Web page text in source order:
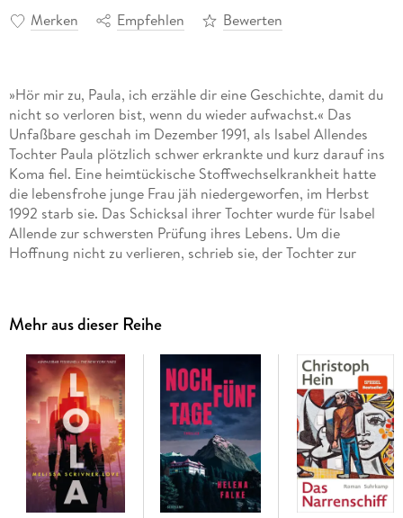
Merken Empfehlen Bewerten
»Hör mir zu, Paula, ich erzähle dir eine Geschichte, damit du
nicht so verloren bist, wenn du wieder aufwachst.« Das
Unfaßbare geschah im Dezember 1991, als lsabel Allendes
Tochter Paula plötzlich schwer erkrankte und kurz darauf ins
Koma fiel. Eine heimtückische Stoffwechselkrankheit hatte
die lebensfrohe junge Frau jäh niedergeworfen, im Herbst
1992 starb sie. Das Schicksal ihrer Tochter wurde für lsabel
Allende zur schwersten Prüfung ihres Lebens. Um die
Hoffnung nicht zu verlieren, schrieb sie, der Tochter zur
Leben« (stern)
Mehr aus dieser Reihe